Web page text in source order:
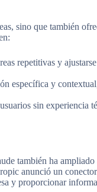
sino que también
repetitivas y
específica y
sin experiencia
también ha
anunció un
y proporcionar